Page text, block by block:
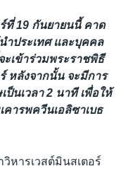
ที่ 19 กันยายนนี้ คาด
ำประเทศ และบุคคล
เข้าร่วมพระราชพิธี
หลังจากนั้น จะมีการ
ป็นเวลา 2 นาที เพื่อให้
ารพควีนเอลิซาเบธ
หารเวสต์มินสเตอร์